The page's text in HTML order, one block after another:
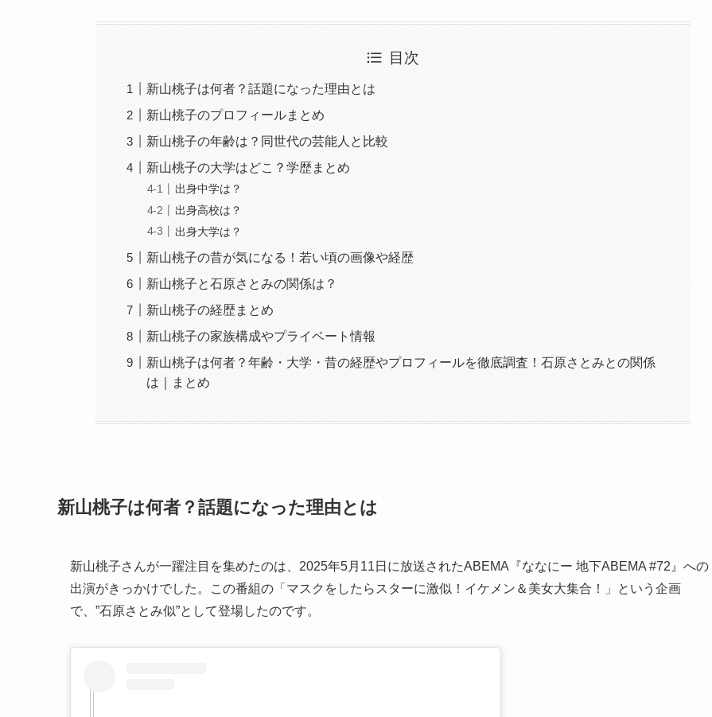
目次
新山桃子は何者？話題になった理由とは
新山桃子のプロフィールまとめ
新山桃子の年齢は？同世代の芸能人と比較
新山桃子の大学はどこ？学歴まとめ
出身中学は？
出身高校は？
出身大学は？
新山桃子の昔が気になる！若い頃の画像や経歴
新山桃子と石原さとみの関係は？
新山桃子の経歴まとめ
新山桃子の家族構成やプライベート情報
新山桃子は何者？年齢・大学・昔の経歴やプロフィールを徹底調査！石原さとみとの関係
は｜まとめ
新山桃子は何者？話題になった理由とは
新山桃子さんが一躍注目を集めたのは、2025年5月11日に放送されたABEMA『ななにー 地下ABEMA #72』への
出演がきっかけでした。この番組の「マスクをしたらスターに激似！イケメン＆美女大集合！」という企画
で、”石原さとみ似”として登場したのです。